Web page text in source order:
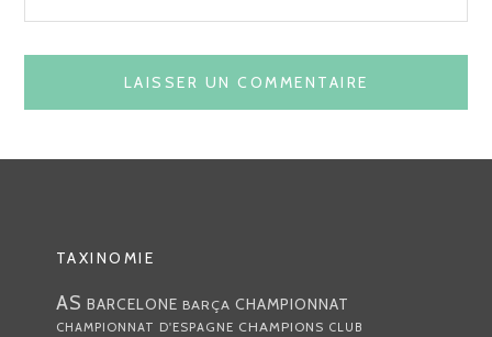
TAXINOMIE
AS BARCELONE BARÇA CHAMPIONNAT
CHAMPIONNAT D'ESPAGNE CHAMPIONS CLUB